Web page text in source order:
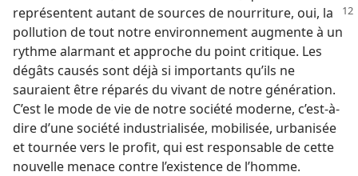
représentent autant de sources de nourriture, oui, la
pollution de tout notre environnement augmente à un
rythme alarmant et approche du point critique. Les
dégâts causés sont déjà si importants qu’ils ne
sauraient être réparés du vivant de notre génération.
C’est le mode de vie de notre société moderne, c’est-à-
dire d’une société industrialisée, mobilisée, urbanisée
et tournée vers le profit, qui est responsable de cette
nouvelle menace contre l’existence de l’homme.